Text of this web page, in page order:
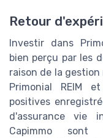
Retour
Investir dans
bien perçu par les
raison de la
Primonial REIM
positives
d'assurance vie
Capimmo sont